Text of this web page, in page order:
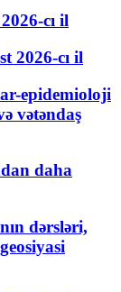
cı il
2026-cı il
epidemioloji
vətəndaş
daha
dərsləri,